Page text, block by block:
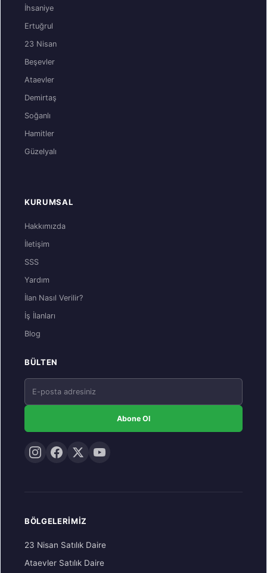
İhsaniye
Ertuğrul
23 Nisan
Beşevler
Ataevler
Demirtaş
Soğanlı
Hamitler
Güzelyalı
KURUMSAL
Hakkımızda
İletişim
SSS
Yardım
İlan Nasıl Verilir?
İş İlanları
Blog
BÜLTEN
Abone Ol
BÖLGELERIMIZ
23 Nisan Satılık Daire
Ataevler Satılık Daire